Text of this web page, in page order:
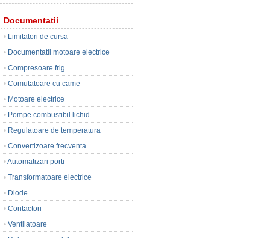
Documentatii
• Limitatori de cursa
• Documentatii motoare electrice
• Compresoare frig
• Comutatoare cu came
• Motoare electrice
• Pompe combustibil lichid
• Regulatoare de temperatura
• Convertizoare frecventa
•Automatizari porti
• Transformatoare electrice
• Diode
• Contactori
• Ventilatoare